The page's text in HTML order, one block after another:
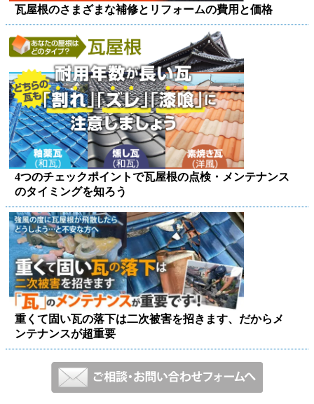
瓦屋根のさまざまな補修とリフォームの費用と価格
4つのチェックポイントで瓦屋根の点検・メンテナンス
のタイミングを知ろう
重くて固い瓦の落下は二次被害を招きます、だからメ
ンテナンスが超重要